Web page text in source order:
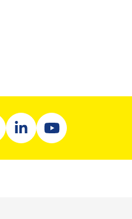
fenêtre)
(nouvelle fenêtre)
Linkedin (nouvelle fenêtre)
Youtube (nouvelle